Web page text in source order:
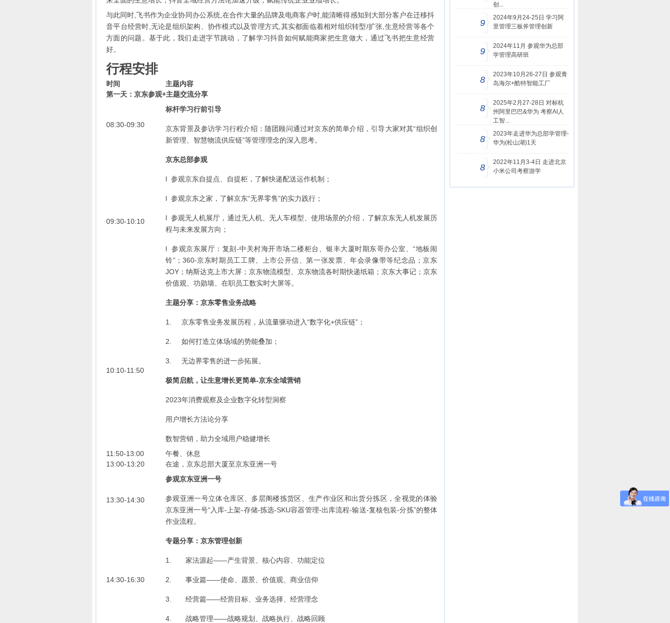
与此同时,飞书作为企业协同办公系统,在合作大量的品牌及电商客户时,能清晰得感知到大部分客户在迁移抖
音平台经营时,无论是组织架构、协作模式以及管理方式,其实都面临着相对组织转型/扩张,生意经营等各个
方面的问题。基于此，我们走进字节跳动，了解学习抖音如何赋能商家把生意做大，通过飞书把生意经营
好。
行程安排
时间
主题内容
第一天：京东参观+主题交流分享
08:30-09:30
标杆学习行前引导
京东背景及参访学习行程介绍：随团顾问通过对京东的简单介绍，引导大家对其“组织创
新管理、智慧物流供应链”等管理理念的深入思考。
09:30-10:10
京东总部参观
l 参观京东自提点、自提柜，了解快递配送运作机制；
l 参观京东之家，了解京东“无界零售”的实力践行；
l 参观无人机展厅，通过无人机、无人车模型、使用场景的介绍，了解京东无人机发展历
程与未来发展方向；
l 参观京东展厅：复刻-中关村海开市场二楼柜台、银丰大厦时期东哥办公室、“地板闹
铃”；360-京东时期员工工牌、上市公开信、第一张发票、年会录像带等纪念品；京东
JOY；纳斯达克上市大屏；京东物流模型、京东物流各时期快递纸箱；京东大事记；京东
价值观、功勋墙、在职员工数实时大屏等。
10:10-11:50
主题分享：京东零售业务战略
1. 京东零售业务发展历程，从流量驱动进入“数字化+供应链”；
2. 如何打造立体场域的势能叠加；
3. 无边界零售的进一步拓展。
极简启航，让生意增长更简单-京东全域营销
2023年消费观察及企业数字化转型洞察
用户增长方法论分享
数智营销，助力全域用户稳健增长
11:50-13:00
午餐、休息
13:00-13:20
在途，京东总部大厦至京东亚洲一号
13:30-14:30
参观京东亚洲一号
参观亚洲一号立体仓库区、多层阁楼拣货区、生产作业区和出货分拣区，全视觉的体验
京东亚洲一号“入库-上架-存储-拣选-SKU容器管理-出库流程-输送-复核包装-分拣”的整体
作业流程。
14:30-16:30
专题分享：京东管理创新
1. 家法源起——产生背景、核心内容、功能定位
2. 事业篇——使命、愿景、价值观、商业信仰
3. 经营篇——经营目标、业务选择、经营理念
4. 战略管理——战略规划、战略执行、战略回顾
创...
9
2024年9月24-25日 学习阿
里管理三板斧管理创新
9
2024年11月 参观华为总部
学管理高研班
8
2023年10月26-27日 参观青
岛海尔+酷特智能工厂
8
2025年2月27-28日 对标杭
州阿里巴巴&华为 考察AI人
工智...
8
2023年走进华为总部学管理-
华为(松山湖)1天
8
2022年11月3-4日 走进北京
小米公司考察游学